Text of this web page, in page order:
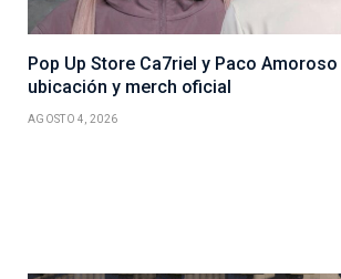
Pop Up Store Ca7riel y Paco Amoroso
ubicación y merch oficial
AGOSTO 4, 2026